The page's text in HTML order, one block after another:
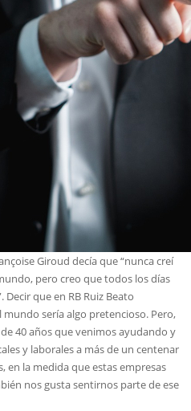
Giroud decía que “nunca creí
pero creo que todos los días
que en RB Ruiz Beato
sería algo pretencioso. Pero,
40 años que venimos ayudando y
y laborales a más de un centenar
en la medida que estas empresas
nos gusta sentirnos parte de ese